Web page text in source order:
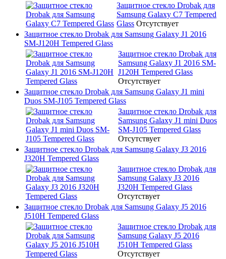
Защитное стекло Drobak для
Samsung Galaxy C7 Tempered
Glass Отсутствует
Защитное стекло Drobak для Samsung Galaxy J1 2016
SM-J120H Tempered Glass
Защитное стекло Drobak для
Samsung Galaxy J1 2016 SM-
J120H Tempered Glass
Отсутствует
Защитное стекло Drobak для Samsung Galaxy J1 mini
Duos SM-J105 Tempered Glass
Защитное стекло Drobak для
Samsung Galaxy J1 mini Duos
SM-J105 Tempered Glass
Отсутствует
Защитное стекло Drobak для Samsung Galaxy J3 2016
J320H Tempered Glass
Защитное стекло Drobak для
Samsung Galaxy J3 2016
J320H Tempered Glass
Отсутствует
Защитное стекло Drobak для Samsung Galaxy J5 2016
J510H Tempered Glass
Защитное стекло Drobak для
Samsung Galaxy J5 2016
J510H Tempered Glass
Отсутствует